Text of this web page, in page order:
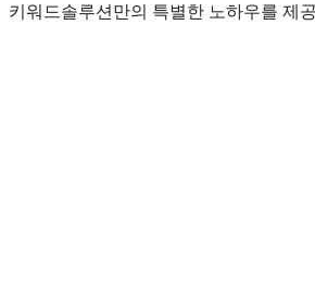
키워드솔루션만의 특별한 노하우를 제